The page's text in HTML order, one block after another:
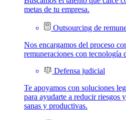
metas de tu empresa.
Outsourcing de
Nos encargamos del proceso
remuneraciones con tecnología
Defensa judicial
Te apoyamos con soluciones
para ayudarte a reducir riesgos
sanas y productivas.